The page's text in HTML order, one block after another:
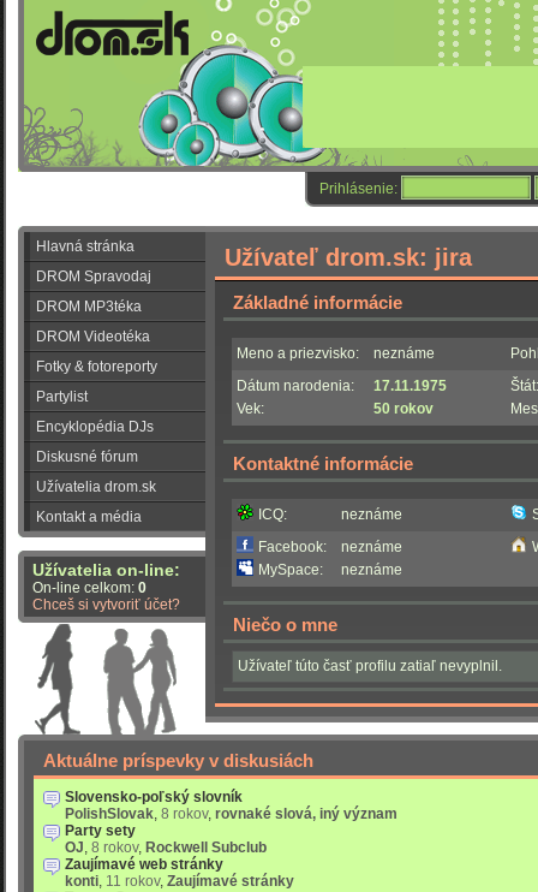
Prihlásenie:
Hlavná stránka
DROM Spravodaj
DROM MP3téka
DROM Videotéka
Fotky & fotoreporty
Partylist
Encyklopédia DJs
Diskusné fórum
Užívatelia drom.sk
Kontakt a média
Užívatelia on-line:
On-line celkom: 0
Chceš si vytvoriť účet?
Užívateľ drom.sk: jira
Základné informácie
Meno a priezvisko: neznáme
Dátum narodenia:
Vek:
17.11.1975
50 rokov
Štát:
Kontaktné informácie
ICQ: neznáme
Facebook:
MySpace:
neznáme
neznáme
Niečo o mne
Užívateľ túto časť profilu zatiaľ nevyplnil.
Aktuálne príspevky v diskusiách
Slovensko-poľský slovník
PolishSlovak, 8 rokov, rovnaké slová, iný význam
Party sety
OJ, 8 rokov, Rockwell Subclub
Zaujímavé web stránky
konti, 11 rokov, Zaujímavé stránky